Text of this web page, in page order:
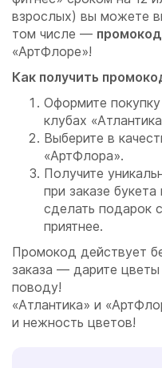
взрослых) вы можете
том числе —
«АртФлоре»!
Как получить
Оформите
клубах
Выберите в
«АртФлора».
Получите
при заказе
сделать подарок
приятнее.
Промокод действует
заказа — дарите
поводу!
«Атлантика» и
и нежность цветов!